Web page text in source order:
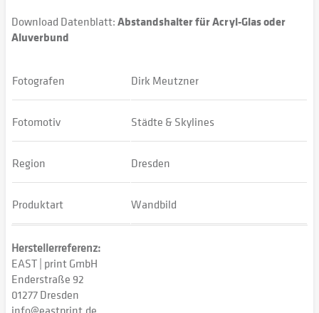
Download Datenblatt:Abstandshalter für Acryl-Glas oder
Aluverbund
Fotografen Dirk Meutzner
Fotomotiv Städte & Skylines
Region Dresden
Produktart Wandbild
Herstellerreferenz:
EAST | print GmbH
Enderstraße 92
01277 Dresden